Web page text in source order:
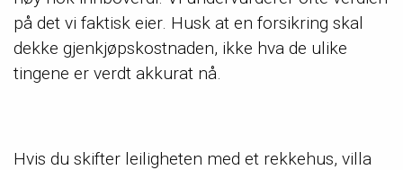
på det vi faktisk eier. Husk at en forsikring skal
dekke gjenkjøpskostnaden, ikke hva de ulike
tingene er verdt akkurat nå.
Hvis du skifter leiligheten med et rekkehus, villa